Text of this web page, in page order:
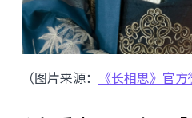
（图片来源： 《长相思》官